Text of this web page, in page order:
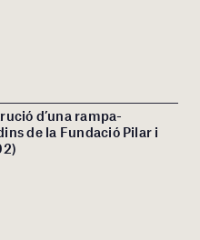
d’una rampa-
de la Fundació Pilar i